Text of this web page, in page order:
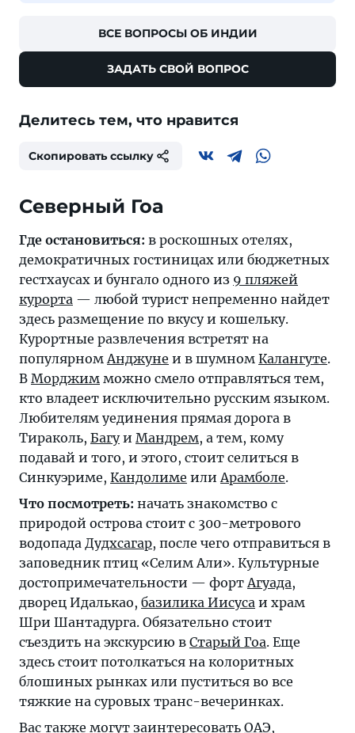
ВСЕ ВОПРОСЫ ОБ ИНДИИ
ЗАДАТЬ СВОЙ ВОПРОС
Делитесь тем, что нравится
Скопировать ссылку
Северный Гоа
Где остановиться: в роскошных отелях,
демократичных гостиницах или бюджетных
гестхаусах и бунгало одного из 9 пляжей
курорта — любой турист непременно найдет
здесь размещение по вкусу и кошельку.
Курортные развлечения встретят на
популярном Анджуне и в шумном Калангуте.
В Морджим можно смело отправляться тем,
кто владеет исключительно русским языком.
Любителям уединения прямая дорога в
Тираколь, Багуи Мандрем, а тем, кому
подавай и того, и этого, стоит селиться в
Синкуэриме, Кандолиме или Арамболе.
Что посмотреть: начать знакомство с
природой острова стоит с 300-метрового
водопада Дудхсагар, после чего отправиться в
заповедник птиц «Селим Али». Культурные
достопримечательности — форт Агуада,
дворец Идалькао, базилика Иисуса и храм
Шри Шантадурга. Обязательно стоит
съездить на экскурсию в Старый Гоа. Еще
здесь стоит потолкаться на колоритных
блошиных рынках или пуститься во все
тяжкие на суровых транс-вечеринках.
Вас также могут заинтересовать ОАЭ,